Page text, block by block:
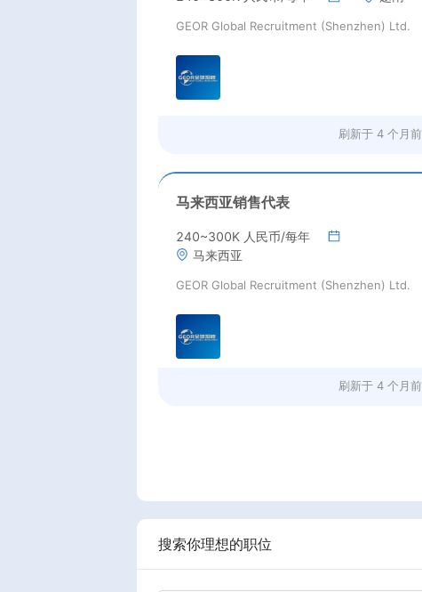
GEOR Global Recruitment (Shenzhen) Ltd.
刷新于 4 个月前
马来西亚销售代表
240~300K 人民币/每年
马来西亚
GEOR Global Recruitment (Shenzhen) Ltd.
刷新于 4 个月前
搜索你理想的职位